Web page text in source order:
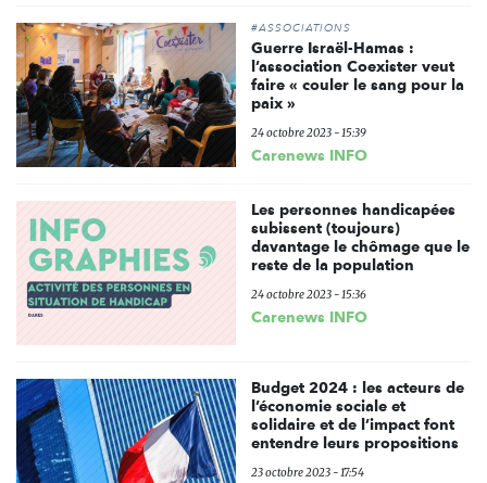
#ASSOCIATIONS
Guerre Israël-Hamas :
l’association Coexister veut
faire « couler le sang pour la
paix »
24 octobre 2023 - 15:39
Carenews INFO
Les personnes handicapées
subissent (toujours)
davantage le chômage que le
reste de la population
24 octobre 2023 - 15:36
Carenews INFO
Budget 2024 : les acteurs de
l’économie sociale et
solidaire et de l’impact font
entendre leurs propositions
23 octobre 2023 - 17:54